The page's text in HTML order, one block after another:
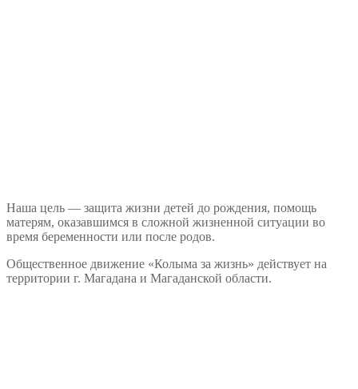
Наша цель — защита жизни детей до рождения, помощь
матерям, оказавшимся в сложной жизненной ситуации во
время беременности или после родов.
Общественное движение «Колыма за жизнь» действует на
территории г. Магадана и Магаданской области.